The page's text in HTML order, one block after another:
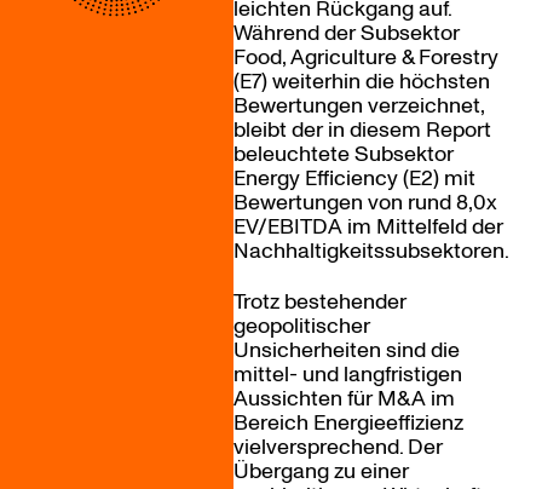
leichten Rückgang auf.
Während der Subsektor
Food, Agriculture & Forestry
(E7) weiterhin die höchsten
Bewertungen verzeichnet,
bleibt der in diesem Report
beleuchtete Subsektor
Energy Efficiency (E2) mit
Bewertungen von rund 8,0x
EV/EBITDA im Mittelfeld der
Nachhaltigkeitssubsektoren.
Trotz bestehender
geopolitischer
Unsicherheiten sind die
mittel- und langfristigen
Aussichten für M&A im
Bereich Energieeffizienz
vielversprechend. Der
Übergang zu einer